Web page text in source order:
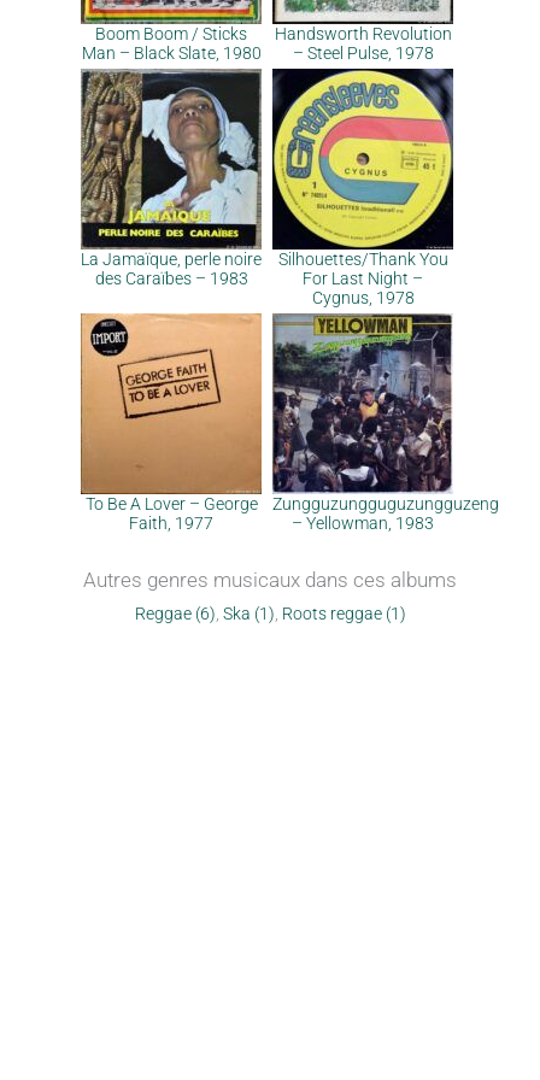
Boom Boom / Sticks
Man – Black Slate, 1980
Handsworth Revolution
– Steel Pulse, 1978
La Jamaïque, perle noire
des Caraïbes – 1983
Silhouettes/Thank You
For Last Night –
Cygnus, 1978
To Be A Lover – George
Faith, 1977
Zungguzungguguzungguzeng
– Yellowman, 1983
Autres genres musicaux dans ces albums
Reggae (6) Ska (1) Roots reggae (1)